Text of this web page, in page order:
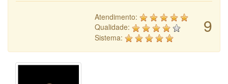
9
Atendimento:
Qualidade:
Sistema: